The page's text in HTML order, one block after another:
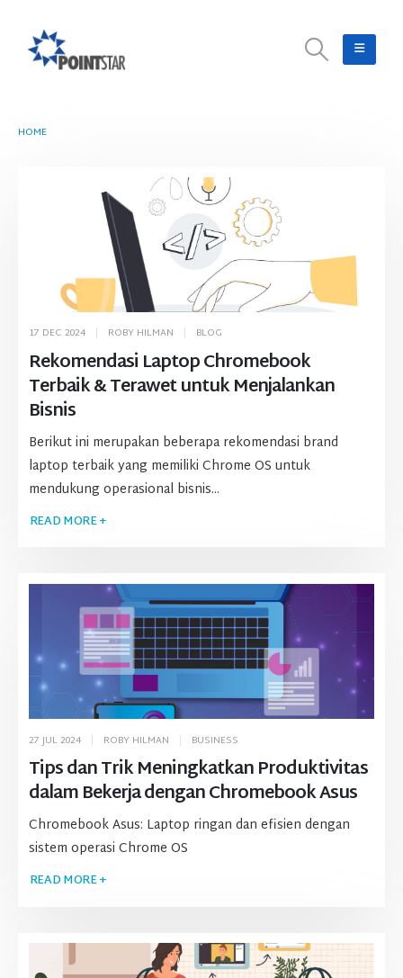
HOME
Rekomendasi Laptop Chromebook
Terbaik & Terawet untuk Menjalankan
Bisnis
17 DEC 2024 ROBY HILMAN BLOG
Berikut ini merupakan beberapa rekomendasi brand
laptop terbaik yang memiliki Chrome OS untuk
mendukung operasional bisnis...
READ MORE +
Tips dan Trik Meningkatkan Produktivitas
dalam Bekerja dengan Chromebook Asus
27 JUL 2024 ROBY HILMAN BUSINESS
Chromebook Asus: Laptop ringan dan efisien dengan
sistem operasi Chrome OS
READ MORE +